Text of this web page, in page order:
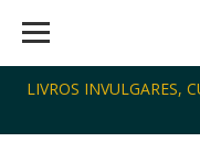
LIVROS INVULGARES,